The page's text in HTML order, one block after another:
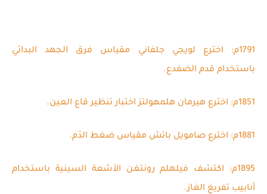
1791م: اخترع لويجي جلفاني مقياس فرق الجهد البدائي
باستخدام قدم الضفدع.
1851م: اخترع هيرمان هلمهولتز اختبار تنظير قاع العين.
1881م: اخترع صامويل باتش مقياس ضغط الدَم.
1895م: اكتشف فيلهلم رونتغن الأشعة السينية باستخدام
أنابيب تفريغ الغاز.